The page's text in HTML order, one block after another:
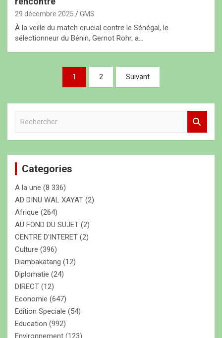
29 décembre 2025 GMS
À la veille du match crucial contre le Sénégal, le
sélectionneur du Bénin, Gernot Rohr, a…
v
g
a
1 2 Suivant
e
c
h
e
r
Categories
A la une (8 336)
AD DINU WAL XAYAT (2)
Afrique (264)
AU FOND DU SUJET (2)
CENTRE D'INTERET (2)
Culture (396)
Diambakatang (12)
Diplomatie (24)
DIRECT (12)
Economie (647)
Edition Speciale (54)
Education (992)
Environnement (123)